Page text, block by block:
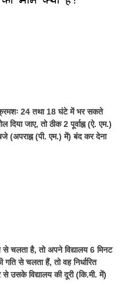
24 तथा 18 घंटे में भर सकते
दिया जाए, तो ठीक 2 पूर्वाह्न (ऐ. एम.)
(अपराह्न (पी. एम.) में) बंद कर देना
चलता है, तो अपने विद्यालय 6 मिनट
से चलता हैं, तो वह निर्धारित
विद्यालय की दूरी (कि.मी. में)